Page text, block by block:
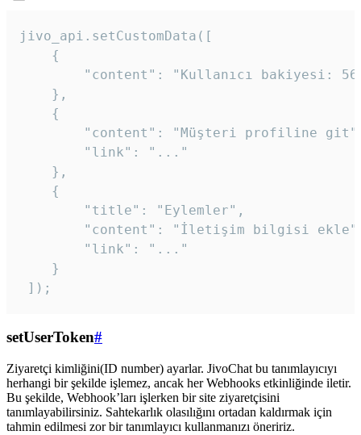
jivo_api.setCustomData([
    {
"content": "Kullanıcı bakiyesi:
    },
    {
"content": "Müşteri profiline
        "link": "..."
    },
    {
        "title": "Eylemler",
"content": "İletişim bilgisi
        "link": "..."
    }
]);
setUserToken#
Ziyaretçi kimliğini(ID number) ayarlar. JivoChat bu tanımlayıcıyı
herhangi bir şekilde işlemez, ancak her Webhooks etkinliğinde iletir.
Bu şekilde, Webhook’ları işlerken bir site ziyaretçisini
tanımlayabilirsiniz. Sahtekarlık olasılığını ortadan kaldırmak için
tahmin edilmesi zor bir tanımlayıcı kullanmanızı öneririz.